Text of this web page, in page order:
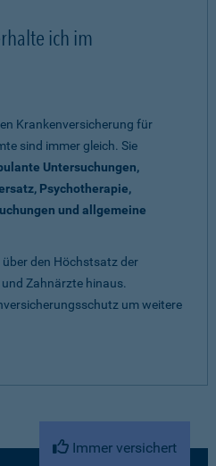
ich im
Krankenversicherung für
sind immer gleich. Sie
Untersuchungen,
Psychotherapie,
und allgemeine
den Höchstsatz der
Zahnärzte hinaus.
um weitere
Immer versichert